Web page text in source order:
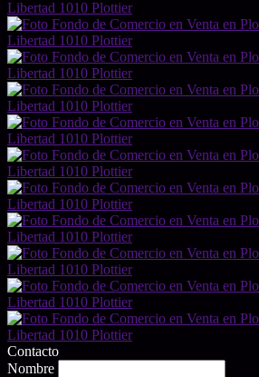
Contacto
Nombre